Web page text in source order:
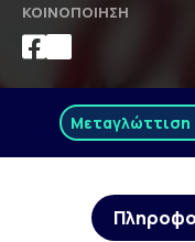
ΚΟΙΝΟΠΟΊΗΣΗ
Μεταγλώττιση